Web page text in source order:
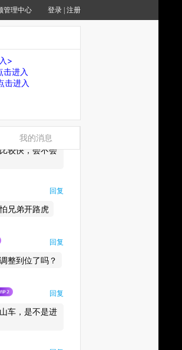
登录 注册
管理中心
>
击进入
击进入
我的消息
钱了，就要和
回复
这一波是直线
较快，会不会
回复
兄弟开路虎
回复
整到位了吗？
回复
车，是不是进